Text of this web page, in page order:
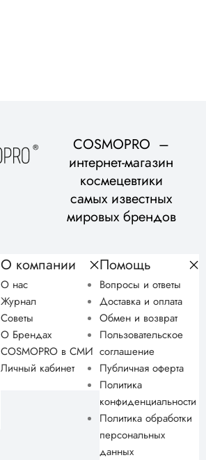
COSMOPRO –
интернет-магазин
космецевтики
самых известных
мировых брендов
О компании
О нас
Журнал
Советы
О Брендах
COSMOPRO в СМИ
Личный кабинет
Помощь
Вопросы и ответы
Доставка и оплата
Обмен и возврат
Пользовательское
соглашение
Публичная оферта
Политика
конфиденциальности
Политика обработки
персональных
данных